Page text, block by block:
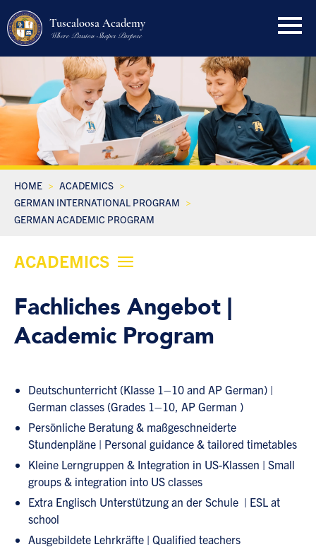
Tuscaloosa Academy
Where Passion Shapes Purpose
HOME
ACADEMICS
GERMAN INTERNATIONAL PROGRAM
GERMAN ACADEMIC PROGRAM
ACADEMICS
Fachliches Angebot |
Academic Program
Deutschunterricht (Klasse 1–10 and AP German) |
German classes (Grades 1–10, AP German )
Persönliche Beratung & maßgeschneiderte
Stundenpläne | Personal guidance & tailored timetables
Kleine Lerngruppen & Integration in US-Klassen | Small
groups & integration into US classes
Extra Englisch Unterstützung an der Schule | ESL at
school
Ausgebildete Lehrkräfte | Qualified teachers